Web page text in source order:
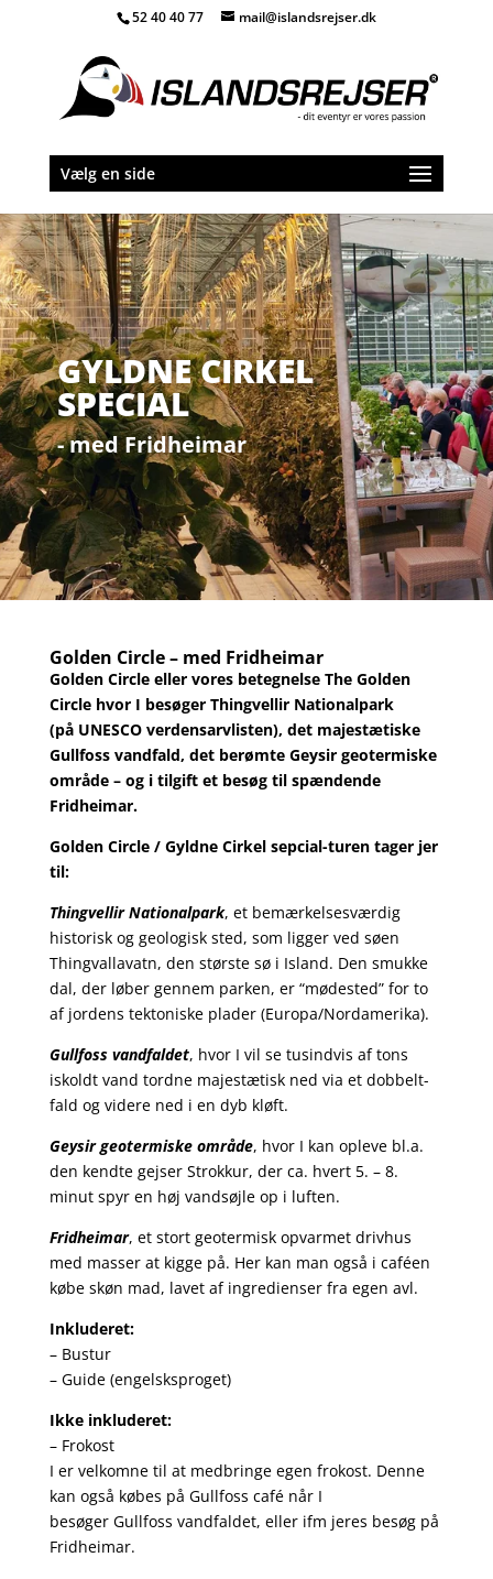
52 40 40 77 mail@islandsrejser.dk
Vælg en side
GYLDNE CIRKEL
SPECIAL
- med Fridheimar
Golden Circle – med Fridheimar
Golden Circle eller vores betegnelse The Golden
Circle hvor I besøger Thingvellir Nationalpark
(på UNESCO verdensarvlisten), det majestætiske
Gullfoss vandfald, det berømte Geysir geotermiske
område – og i tilgift et besøg til spændende
Fridheimar.
Golden Circle / Gyldne Cirkel sepcial-turen tager jer
til:
Thingvellir Nationalpark, et bemærkelsesværdig
historisk og geologisk sted, som ligger ved søen
Thingvallavatn, den største sø i Island. Den smukke
dal, der løber gennem parken, er “mødested” for to
af jordens tektoniske plader (Europa/Nordamerika).
Gullfoss vandfaldet, hvor I vil se tusindvis af tons
iskoldt vand tordne majestætisk ned via et dobbelt-
fald og videre ned i en dyb kløft.
Geysir geotermiske område, hvor I kan opleve bl.a.
den kendte gejser Strokkur, der ca. hvert 5. – 8.
minut spyr en høj vandsøjle op i luften.
Fridheimar, et stort geotermisk opvarmet drivhus
med masser at kigge på. Her kan man også i caféen
købe skøn mad, lavet af ingredienser fra egen avl.
Inkluderet:
– Bustur
– Guide (engelsksproget)
Ikke inkluderet:
– Frokost
I er velkomne til at medbringe egen frokost. Denne
kan også købes på Gullfoss café når I
besøger Gullfoss vandfaldet, eller ifm jeres besøg på
Fridheimar.